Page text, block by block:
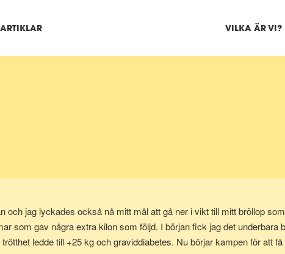
ARTIKLAR VILKA ÄR VI?
och jag lyckades också nå mitt mål att gå ner i vikt till mitt bröllop
som gav några extra kilon som följd. I början fick jag det underbara
ledde till +25 kg och graviddiabetes. Nu börjar kampen för att